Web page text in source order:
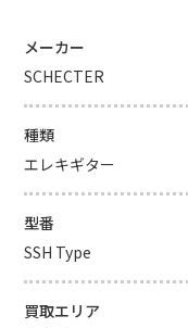
メーカー
SCHECTER
種類
エレキギター
型番
SSH Type
買取エリア